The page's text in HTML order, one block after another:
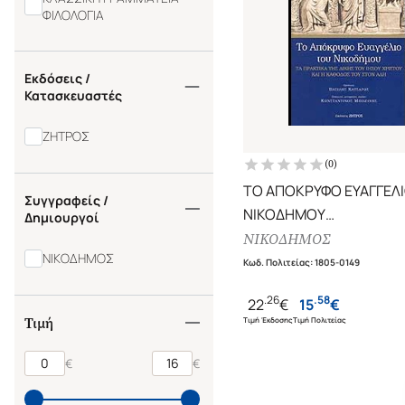
ΦΙΛΟΛΟΓΙΑ
Εκδόσεις /
Κατασκευαστές
ΖΗΤΡΟΣ
Συγγραφείς /
Δημιουργοί
ΝΙΚΟΔΗΜΟΣ
Τιμή
€ €
(0)
ΤΟ ΑΠΟΚΡΥΦΟ
ΝΙΚΟΔΗΜΟΥ
ΤΑ ΠΡΑΚΤΙΚΑ ΤΗΣ ΔΙΚΗΣ
ΙΗΣΟΥ ΧΡΙΣΤΟΥ ΚΑΙ Η
ΝΙΚΟΔΗΜΟΣ
Κωδ. Πολιτείας:1805-0149
22.26€
Τιμή Έκδοσης
15.58€
Τιμή Πολιτείας